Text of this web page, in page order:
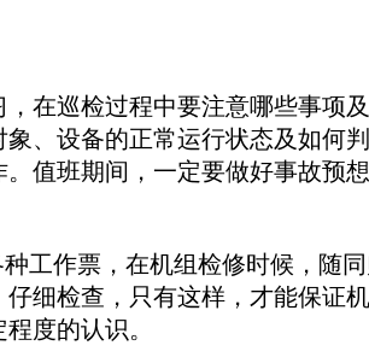
巡检过程中要注意哪些事项
、设备的正常运行状态及如何
值班期间，一定要做好事故预
作票，在机组检修时候，随同
细检查，只有这样，才能保证
度的认识。